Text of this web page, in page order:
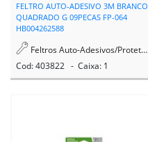
FELTRO AUTO-ADESIVO 3M BRANCO
QUADRADO G 09PECAS FP-064
HB004262588
Feltros Auto-Adesivos/Protetores
Cod: 403822 - Caixa: 1